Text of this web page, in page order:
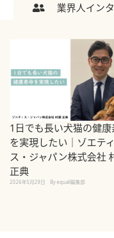
業界人インタ
1日でも長い犬猫の健
を実現したい｜ゾエティ
ス・ジャパン株式会社
正典
2026年5月29日 By equall編集部